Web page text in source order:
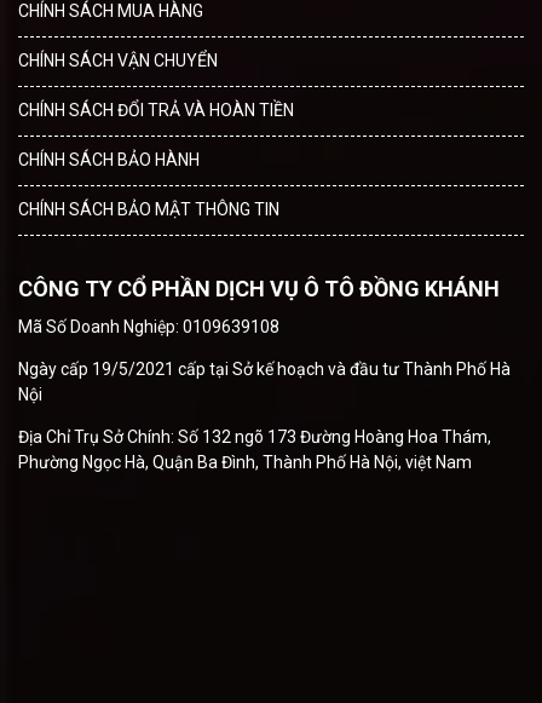
CHÍNH SÁCH MUA HÀNG
CHÍNH SÁCH VẬN CHUYỂN
CHÍNH SÁCH ĐỔI TRẢ VÀ HOÀN TIỀN
CHÍNH SÁCH BẢO HÀNH
CHÍNH SÁCH BẢO MẬT THÔNG TIN
CÔNG TY CỔ PHẦN DỊCH VỤ Ô TÔ ĐỒNG KHÁNH
Mã Số Doanh Nghiệp: 0109639108
Ngày cấp 19/5/2021 cấp tại Sở kế hoạch và đầu tư Thành Phố Hà
Nội
Địa Chỉ Trụ Sở Chính: Số 132 ngõ 173 Đường Hoàng Hoa Thám,
Phường Ngọc Hà, Quận Ba Đình, Thành Phố Hà Nội, việt Nam